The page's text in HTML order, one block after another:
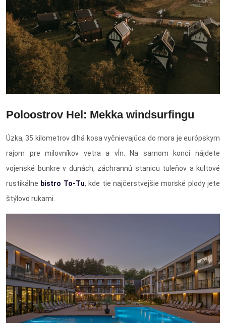
Poloostrov Hel: Mekka windsurfingu
Úzka, 35 kilometrov dlhá kosa vyčnievajúca do mora je európskym
rajom pre milovníkov vetra a vĺn. Na samom konci nájdete
vojenské bunkre v dunách, záchrannú stanicu tuleňov a kultové
rustikálne bistro To-Tu, kde tie najčerstvejšie morské plody jete
štýlovo rukami.